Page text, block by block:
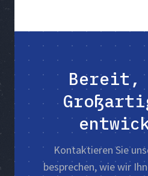
Bereit,
Kontaktieren Sie
besprechen, wie wir